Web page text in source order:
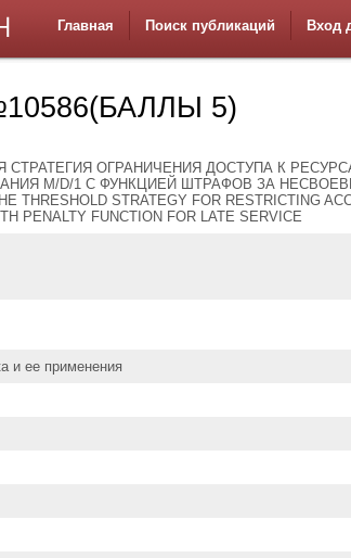
Главная Поиск публикаций Вход
5)
СТРАТЕГИЯ ОГРАНИЧЕНИЯ ДОСТУПА К
M/D/1 С ФУНКЦИЕЙ ШТРАФОВ ЗА
THRESHOLD STRATEGY FOR RESTRICTING
PENALTY FUNCTION FOR LATE SERVICE
и ее применения